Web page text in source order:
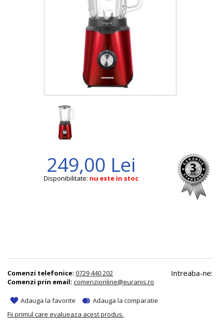
249,00 Lei
Disponibilitate: nu este in stoc
Intreaba-ne:
Comenzi telefonice: 0729 440 202
Comenzi prin email: comenzionline@euranis.ro
Adauga la favorite
Adauga la comparatie
Fii primul care evalueaza acest produs.